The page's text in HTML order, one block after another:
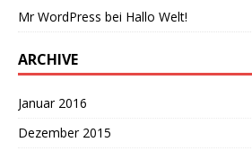
Mr WordPress bei Hallo Welt!
ARCHIVE
Januar 2016
Dezember 2015